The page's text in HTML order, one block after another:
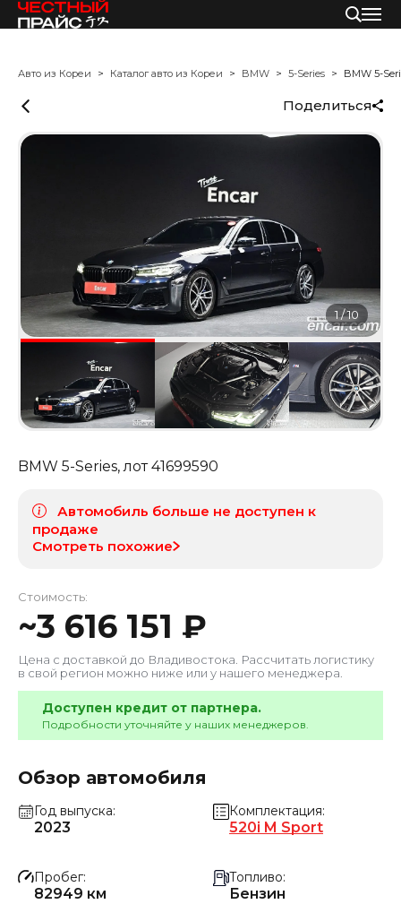
Авто из Кореи Каталог авто из Кореи BMW 5-Series BMW 5-
Поделиться
1/10
BMW 5-Series, лот41699590
Автомобиль больше не доступен к
продаже
Смотреть похожие
Стоимость:
~3 616 151 ₽
Цена с доставкой до Владивостока. Рассчитать логистику
в свой регион можно ниже или у нашего менеджера.
Доступен кредит от партнера.
Подробности уточняйте у наших менеджеров.
Обзор автомобиля
Год выпуска
2023
Комплектация
520i M Sport
Пробег
82949 км
Топливо
Бензин